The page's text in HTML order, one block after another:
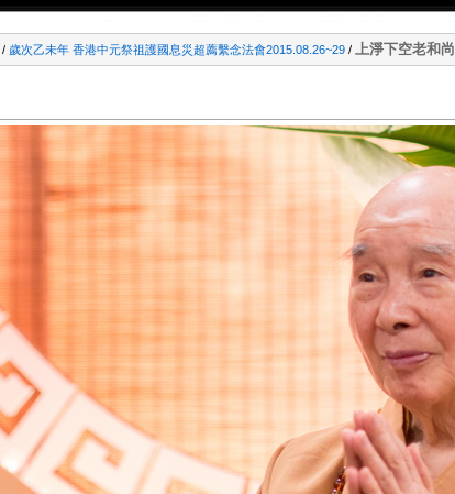
/ 歲次乙未年 香港中元祭祖護國息災超薦繫念法會2015.08.26~29 / 上淨下空老和尚